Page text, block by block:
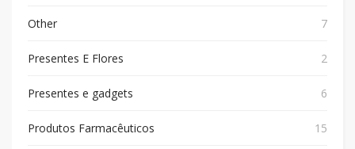
Other 7
Presentes E Flores 2
Presentes e gadgets 6
Produtos Farmacêuticos 15